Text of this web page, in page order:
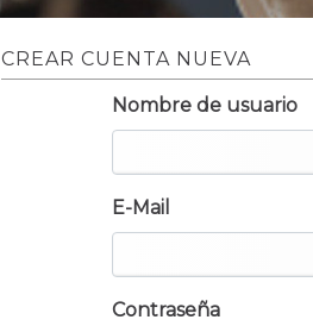
CREAR CUENTA NUEVA
Nombre de usuario
E-Mail
Contraseña